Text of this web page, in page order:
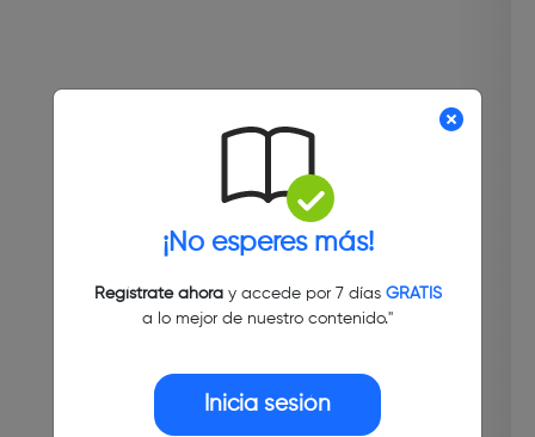
¡No esperes más!
Regístrate ahoray accede por 7 días GRATIS
a lo mejor de nuestro contenido."
Inicia sesión